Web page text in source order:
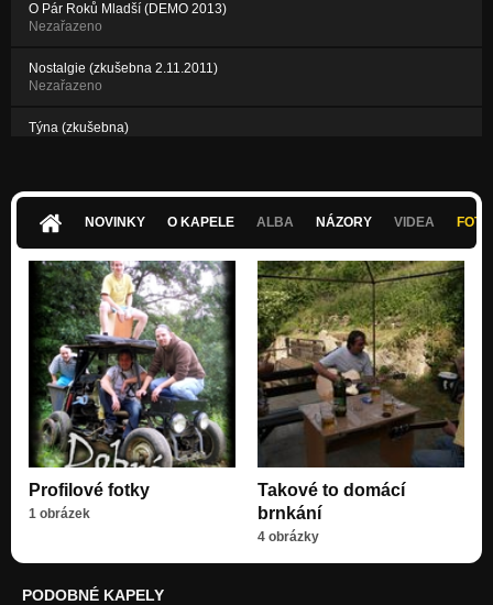
O Pár Roků Mladší (DEMO 2013)
Nezařazeno
Nostalgie (zkušebna 2.11.2011)
Nezařazeno
Týna (zkušebna)
NOVINKY
O KAPELE ALBA NÁZORY VIDEA
Profilové fotky
1 obrázek
Takové to domácí
brnkání
4 obrázky
PODOBNÉ KAPELY